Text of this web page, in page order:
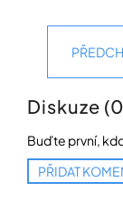
Diskuze
Buďte první,
PŘIDAT